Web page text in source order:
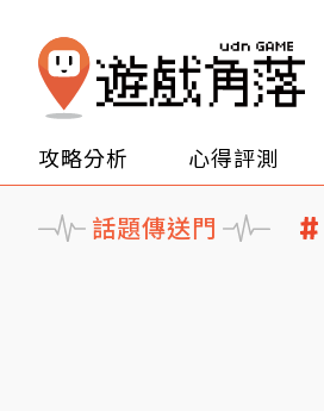
攻略分析 心得評測
話題傳送門